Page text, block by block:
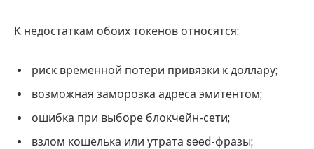
К недостаткам обоих токенов относятся:
риск временной потери привязки к доллару;
возможная заморозка адреса эмитентом;
ошибка при выборе блокчейн-сети;
взлом кошелька или утрата seed-фразы;